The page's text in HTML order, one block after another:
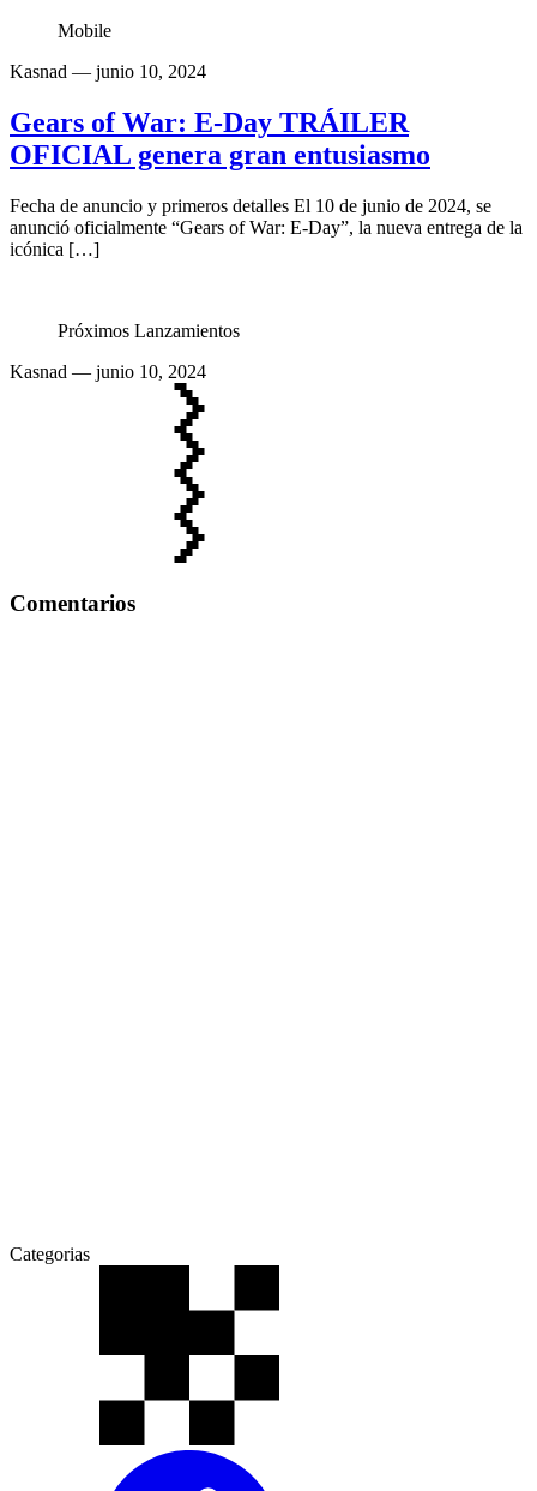
Mobile
Kasnad — junio 10, 2024
Gears of War: E-Day TRÁILER
OFICIAL genera gran entusiasmo
Fecha de anuncio y primeros detalles El 10 de junio de 2024, se
anunció oficialmente “Gears of War: E-Day”, la nueva entrega de la
icónica […]
Próximos Lanzamientos
Kasnad — junio 10, 2024
Comentarios
Categorias